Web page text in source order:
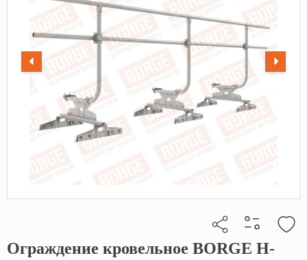
Кликните, чтобы скопировать прямую ссылку
Ограждение кровельное BORGE H-